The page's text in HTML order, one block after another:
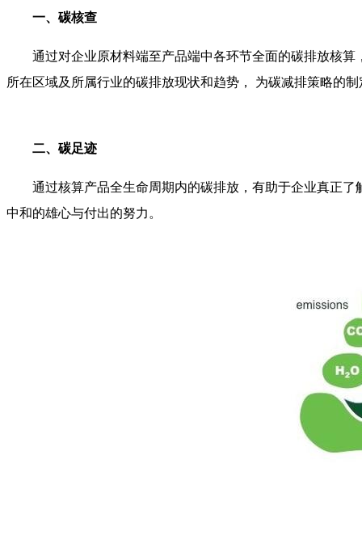
一、碳核查
通过对企业原材料端至产品端中各环节全面的碳排放核
所在区域及所属行业的碳排放现状和趋势， 为碳减排策略的
二、碳足迹
通过核算产品全生命周期内的碳排放，有助于企业真正
中和的雄心与付出的努力。